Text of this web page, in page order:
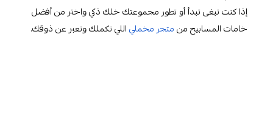
إذا كنت تبغى تبدأ أو تطور مجموعتك خلك ذكي واختر من أفضل
خامات المسابيح منمتجر مخملياللي تكملك وتعبر عن ذوقك.